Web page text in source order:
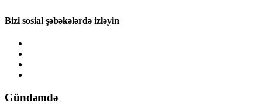
Bizi sosial şəbəkələrdə izləyin
Gündəmdə